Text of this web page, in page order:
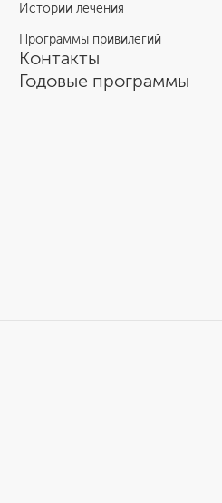
Истории лечения
Программы привилегий
Контакты
Годовые программы